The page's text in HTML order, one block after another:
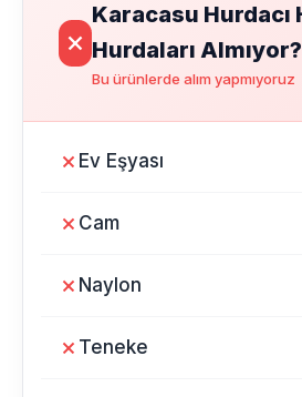
Karacasu Hurdacı
Hurdaları Almıyor?
Bu ürünlerde alım yapmıyoruz
Ev Eşyası
Cam
Naylon
Teneke